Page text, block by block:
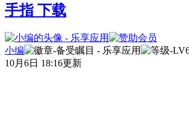
手指 下载
小编
10月6日 18:16更新